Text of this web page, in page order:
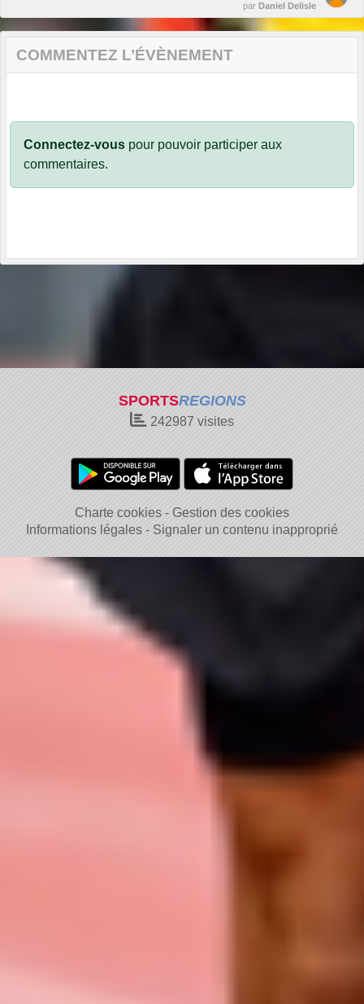
par Daniel Delisle
COMMENTEZ L’ÉVÈNEMENT
Connectez-vous pour pouvoir participer aux
commentaires.
SPORTSREGIONS
242987 visites
Charte cookies
Gestion des cookies
Informations légales
Signaler un contenu inapproprié